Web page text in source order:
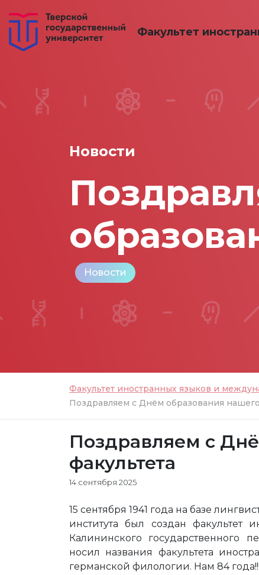
Факультет
Новости
Новости
Факультет иностранных языков и
Поздравляем с Днём образования нашего
Поздравляем с
факультета
14 сентября 2025
15 сентября 1941 года на базе
института был создан факультет
Калининского государственного
носил названия факультета
германской филологии. Нам 84 года!!!